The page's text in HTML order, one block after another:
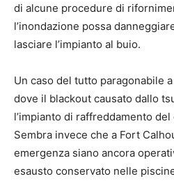
di alcune procedure di
l’inondazione possa
lasciare l’impianto al buio.
Un caso del tutto paragonabile
dove il blackout causato dallo
l’impianto di raffreddamento
Sembra invece che a Fort
emergenza siano ancora
esausto conservato nelle